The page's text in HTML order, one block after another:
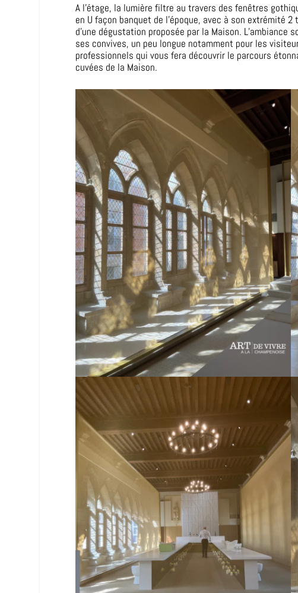
A l’étage, la lumière filtre au travers des fenêtres
en U façon banquet de l’époque, avec à son extrémité
d’une dégustation proposée par la Maison.
ses convives, un peu longue notamment pour les
professionnels qui vous fera découvrir le parcours
cuvées de la Maison.